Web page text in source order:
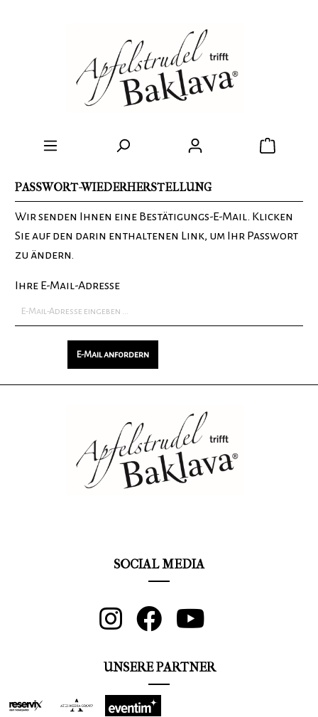
PASSWORT-WIEDERHERSTELLUNG
Wir senden Ihnen eine Bestätigungs-E-Mail. Klicken
Sie auf den darin enthaltenen Link, um Ihr Passwort
zu ändern.
Ihre E-Mail-Adresse
E-Mail anfordern
SOCIAL MEDIA
UNSERE PARTNER